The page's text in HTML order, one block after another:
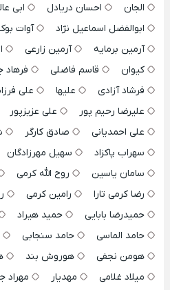
الجان
احسان دریادل
ابی
ابوالفضل اسماعیل نژاد
آوات
آرمین برمایه
آرمین زارعی
کیوان
قاسم فاضلی فرهاد
فرشاد آزادی
علیها علی
علیرضا رحیم پور
علی عزیزپور
علی احمدیانی
صادق کارگر
سهراب پاکزاد
سهیل مهرزادگان
سامان یاسین
روح الله کرمی
رضا کرمی تارا
رامین کرمی
حمیدرضا بابایی
حمید هیراد
حامد الماسی
حامد سنجابی
هومن نجفی
هوروش بند
میلاد غلامی
مهدیار مهراد